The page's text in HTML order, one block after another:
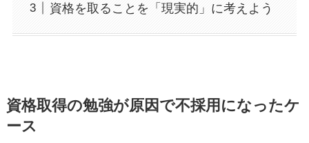
資格を取ることを「現実的」に考えよう
資格取得の勉強が原因で不採用になったケ
ース